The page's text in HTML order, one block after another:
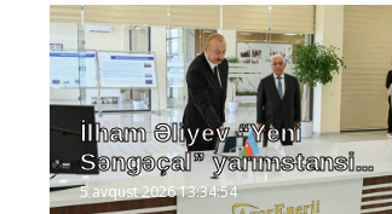
İlham Əliyev “Yeni
Səngəçal” yarımstansi...
5 avqust 2026 13:34:54